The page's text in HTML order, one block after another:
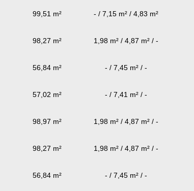
99,51 m² - / 7,15 m² / 4,83 m²
98,27 m² 1,98 m² / 4,87 m² / -
56,84 m² - / 7,45 m² / -
57,02 m² - / 7,41 m² / -
98,97 m² 1,98 m² / 4,87 m² / -
98,27 m² 1,98 m² / 4,87 m² / -
56,84 m² - / 7,45 m² / -